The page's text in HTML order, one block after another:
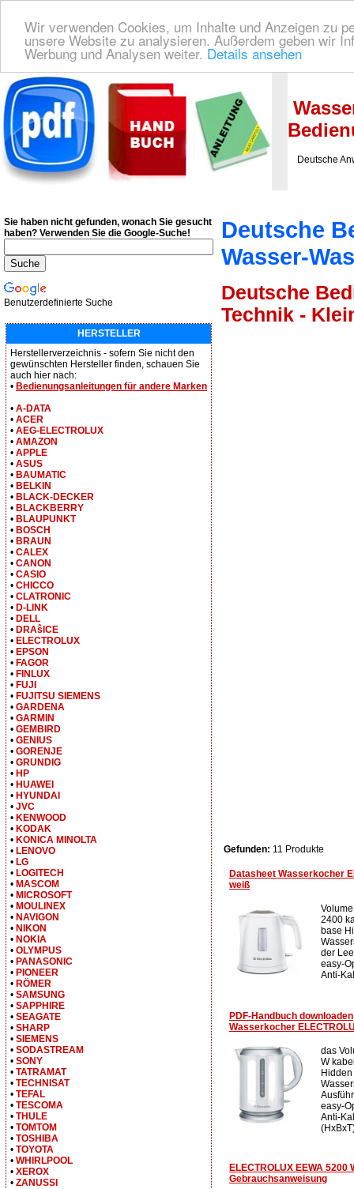
Wir verwenden Cookies, um Inhalte und Anzeigen zu
unsere Website zu analysieren. Außerdem geben wir
Werbung und Analysen weiter. Details ansehen
Deutsche Bedienungsanleitung Downloaden | Wir finden für Sie das
Deutsche
Deutsche
Wasser-
Deutsche
Technik -
Gefunden: 11 Produkte
Datasheet Wasserkocher
weiß
2400
base
der
easy-
Anti-
PDF-Handbuch downloaden
Wasserkocher
das
W
easy-
Anti-
ELECTROLUX EEWA
Gebrauchsanweisung
Sie haben nicht gefunden, wonach Sie gesucht
haben? Verwenden Sie die Google-Suche!
Benutzerdefinierte Suche
HERSTELLER
Herstellerverzeichnis - sofern Sie nicht den
gewünschten Hersteller finden, schauen Sie
auch hier nach:
• Bedienungsanleitungen für andere Marken
• A-DATA
• ACER
• AEG-ELECTROLUX
• AMAZON
• APPLE
• ASUS
• BAUMATIC
• BELKIN
• BLACK-DECKER
• BLACKBERRY
• BLAUPUNKT
• BOSCH
• BRAUN
• CALEX
• CANON
• CASIO
• CHICCO
• CLATRONIC
• D-LINK
• DELL
• DRAŝICE
• ELECTROLUX
• EPSON
• FAGOR
• FINLUX
• FUJI
• FUJITSU SIEMENS
• GARDENA
• GARMIN
• GEMBIRD
• GENIUS
• GORENJE
• GRUNDIG
• HP
• HUAWEI
• HYUNDAI
• JVC
• KENWOOD
• KODAK
• KONICA MINOLTA
• LENOVO
• LG
• LOGITECH
• MASCOM
• MICROSOFT
• MOULINEX
• NAVIGON
• NIKON
• NOKIA
• OLYMPUS
• PANASONIC
• PIONEER
• RÖMER
• SAMSUNG
• SAPPHIRE
• SEAGATE
• SHARP
• SIEMENS
• SODASTREAM
• SONY
• TATRAMAT
• TECHNISAT
• TEFAL
• TESCOMA
• THULE
• TOMTOM
• TOSHIBA
• TOYOTA
• WHIRLPOOL
• XEROX
• ZANUSSI